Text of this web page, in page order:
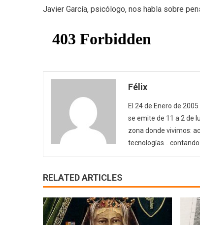
Javier García, psicólogo, nos habla sobre
Félix
El 24 de Enero de
se emite de 11 a 2 de
zona donde vivimos:
tecnologías…
RELATED ARTICLES